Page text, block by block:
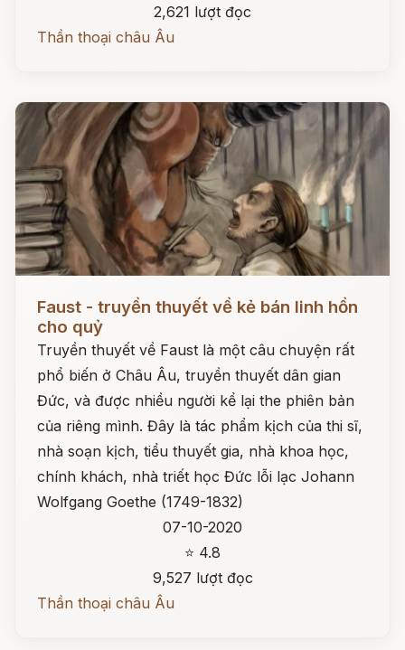
2,621 lượt đọc
Thần thoại châu Âu
Faust - truyền thuyết về kẻ bán linh hồn
cho quỷ
Truyền thuyết về Faust là một câu chuyện rất
phổ biến ở Châu Âu, truyền thuyết dân gian
Đức, và được nhiều người kể lại the phiên bản
của riêng mình. Đây là tác phẩm kịch của thi sĩ,
nhà soạn kịch, tiểu thuyết gia, nhà khoa học,
chính khách, nhà triết học Đức lỗi lạc Johann
Wolfgang Goethe (1749-1832)
07-10-2020
⭐ 4.8
9,527 lượt đọc
Thần thoại châu Âu